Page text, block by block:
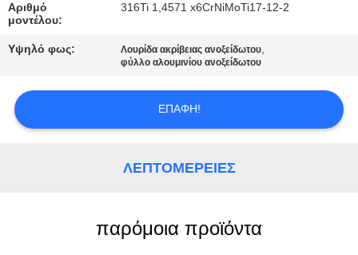
ΕΠΑΦΉ
ΜΕ
ΖΗΤΉΣΤΕ
ΈΝΑ
Αριθμό
μοντέλου:
316Ti 1,4571 x6CrNiMoTi17-12-2
Υψηλό φως: Λουρίδα ακρίβειας ανοξείδωτου,
φύλλο αλουμινίου ανοξείδωτου
ΕΠΑΦΉ!
ΛΕΠΤΟΜΈΡΕΙΕΣ
παρόμοια προϊόντα